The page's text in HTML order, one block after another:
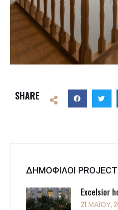
SHARE
ΔΗΜΟΦΙΛΟΙ
Excelsior
21 ΜΑΪ́ΟΥ,